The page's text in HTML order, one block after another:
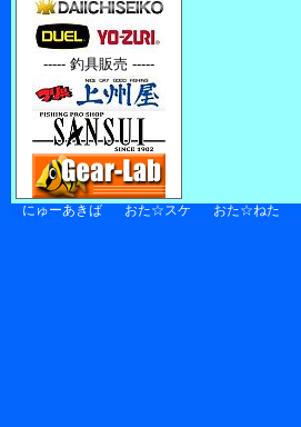
----- 釣具販売 -----
にゅーあきば おた☆スケ おた☆ねた